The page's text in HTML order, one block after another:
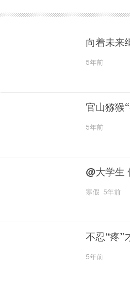
向着未来
5年前
官山猕猴
5年前
@大学生
寒假 5年前
不忍“疼”
5年前